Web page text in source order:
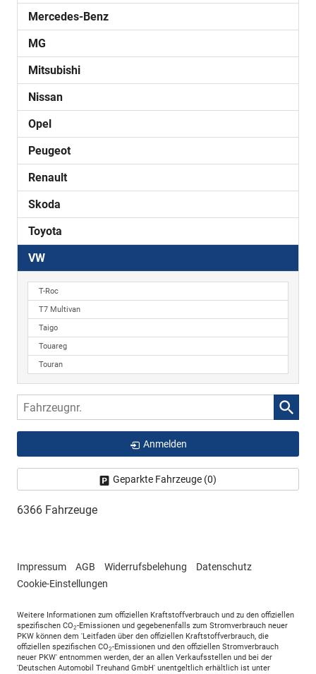
Mercedes-Benz
MG
Mitsubishi
Nissan
Opel
Peugeot
Renault
Skoda
Toyota
VW
T-Roc
T7 Multivan
Taigo
Touareg
Touran
Fahrzeugnr.
Anmelden
Geparkte Fahrzeuge (0)
6366 Fahrzeuge
Impressum AGB Widerrufsbelehung
Datenschutz
Cookie-Einstellungen
Weitere Informationen zum offiziellen Kraftstoffverbrauch und zu den offiziellen
spezifischen CO2-Emissionen und gegebenenfalls zum Stromverbrauch neuer
PKW können dem 'Leitfaden über den offiziellen Kraftstoffverbrauch, die
offiziellen spezifischen CO2-Emissionen und den offiziellen Stromverbrauch
neuer PKW' entnommen werden, der an allen Verkaufsstellen und bei der
'Deutschen Automobil Treuhand GmbH' unentgeltlich erhältlich ist unter